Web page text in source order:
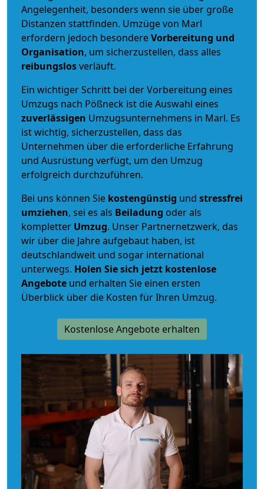
Angelegenheit, besonders wenn sie über große
Distanzen stattfinden. Umzüge von Marl
erfordern jedoch besondereVorbereitung und
Organisation, um sicherzustellen, dass alles
reibungslosverläuft.
Ein wichtiger Schritt bei der Vorbereitung eines
Umzugs nach Pößneck ist die Auswahl eines
zuverlässigen Umzugsunternehmens in Marl. Es
ist wichtig, sicherzustellen, dass das
Unternehmen über die erforderliche Erfahrung
und Ausrüstung verfügt, um den Umzug
erfolgreich durchzuführen.
Bei uns können Sie kostengünstig und stressfrei
umziehen, sei es als Beiladung oder als
kompletter Umzug. Unser Partnernetzwerk, das
wir über die Jahre aufgebaut haben, ist
deutschlandweit und sogar international
unterwegs. Holen Sie sich jetzt kostenlose
Angebote und erhalten Sie einen ersten
Überblick über die Kosten für Ihren Umzug.
Kostenlose Angebote erhalten